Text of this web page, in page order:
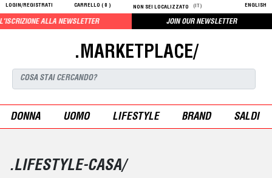
LOGIN/REGISTRATI CARRELLO ( 0 ) NON SEI LOCALIZZATO (IT) ENGLISH
NEWSLETTER JOIN OUR NEWSLETTER
.MARKETPLACE/
DONNA UOMO LIFESTYLE BRAND SALDI
.LIFESTYLE-CASA/